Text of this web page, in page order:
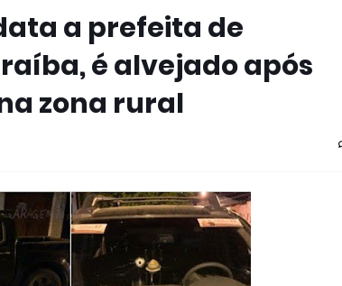
a prefeita de
é alvejado após
zona rural